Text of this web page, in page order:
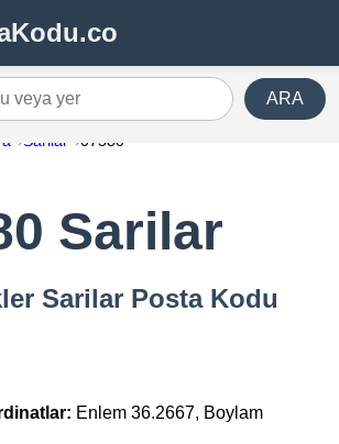
yer ARA
Sarilar 07580
Sarilar
Sarilar Posta Kodu
Enlem 36.2667, Boylam